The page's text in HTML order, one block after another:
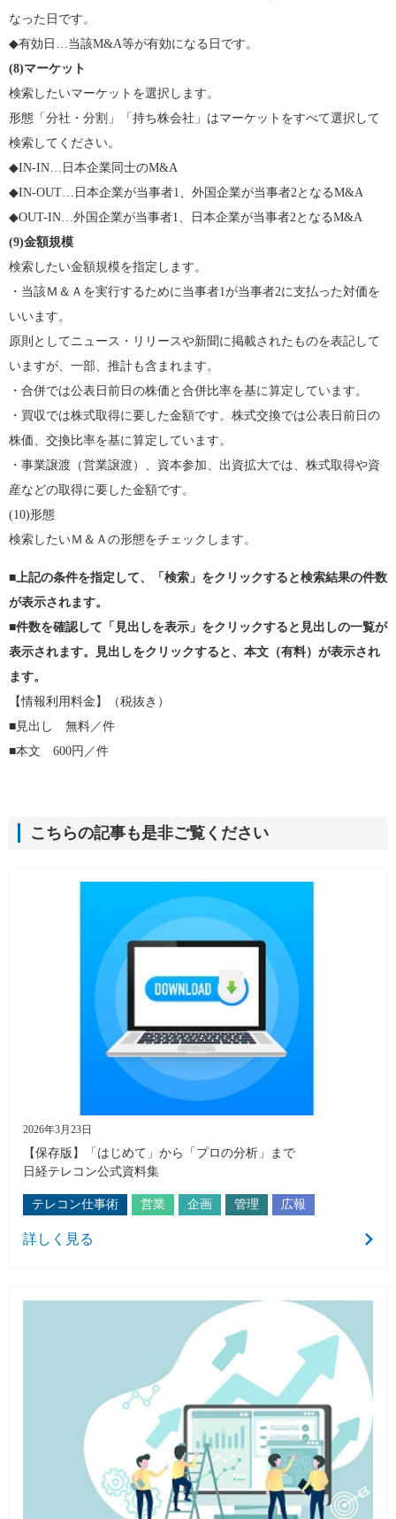
なった日です。
◆有効日…当該M&A等が有効になる日です。
(8)マーケット
検索したいマーケットを選択します。
形態「分社・分割」「持ち株会社」はマーケットをすべて選択して
検索してください。
◆IN-IN…日本企業同士のM&A
◆IN-OUT…日本企業が当事者1、外国企業が当事者2となるM&A
◆OUT-IN…外国企業が当事者1、日本企業が当事者2となるM&A
(9)金額規模
検索したい金額規模を指定します。
・当該Ｍ＆Ａを実行するために当事者1が当事者2に支払った対価を
いいます。
原則としてニュース・リリースや新聞に掲載されたものを表記して
いますが、一部、推計も含まれます。
・合併では公表日前日の株価と合併比率を基に算定しています。
・買収では株式取得に要した金額です。株式交換では公表日前日の
株価、交換比率を基に算定しています。
・事業譲渡（営業譲渡）、資本参加、出資拡大では、株式取得や資
産などの取得に要した金額です。
(10)形態
検索したいＭ＆Ａの形態をチェックします。
■上記の条件を指定して、「検索」をクリックすると検索結果の件数
が表示されます。
■件数を確認して「見出しを表示」をクリックすると見出しの一覧が
表示されます。見出しをクリックすると、本文（有料）が表示され
ます。
【情報利用料金】（税抜き）
■見出し 無料／件
■本文 600円／件
こちらの記事も是非ご覧ください
2026年3月23日
【保存版】「はじめて」から「プロの分析」まで
日経テレコン公式資料集
テレコン仕事術 営業 企画 管理 広報
詳しく見る